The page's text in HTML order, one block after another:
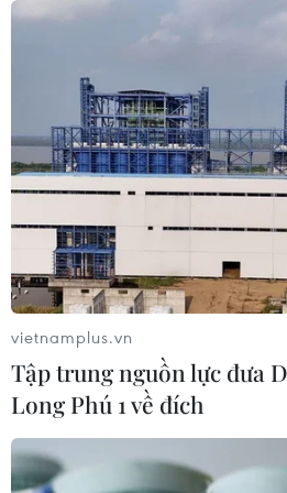
tiêm kích tàng hình F-35 của
Jordan
30/07/2026 15:50
Ca sĩ Chi Dân, người
Tây cùng 225 đồng phạm sắp
tòa trong chuyên án ma túy
30/07/2026 05:50
Tổng thống Nga lý
độ chiến dịch quân sự tại
29/07/2026 21:35
vietnamplus.vn
Tập trung nguồn lực đưa
Long Phú 1 về đích